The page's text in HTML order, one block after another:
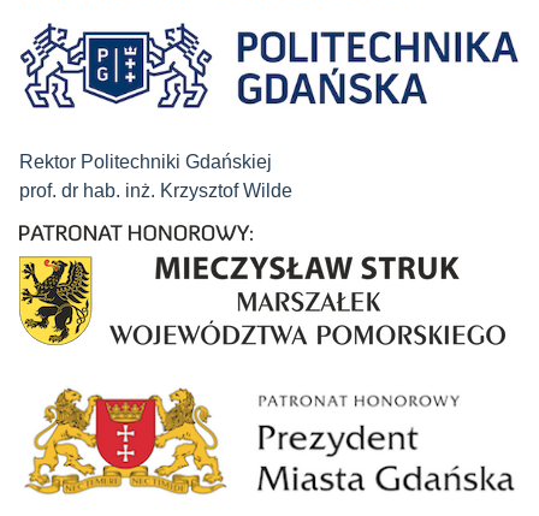
Rektor Politechniki Gdańskiej
prof. dr hab. inż. Krzysztof Wilde